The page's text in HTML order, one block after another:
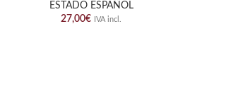
ESTADO ESPAÑOL
27,00€ IVA incl.